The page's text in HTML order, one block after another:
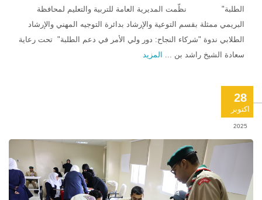
الطلبة" نظّمت المديرية العامة للتربية والتعليم لمحافظة
البريمي ممثلة بقسم التوعية والإرشاد بدائرة التوجيه المهني والإرشاد
الطلابي ندوة "شركاء النجاح: دور ولي الأمر في دعم الطلبة" تحت رعاية
سعادة الشيخ راشد بن ... المزيد
28
اكتوبر
2025